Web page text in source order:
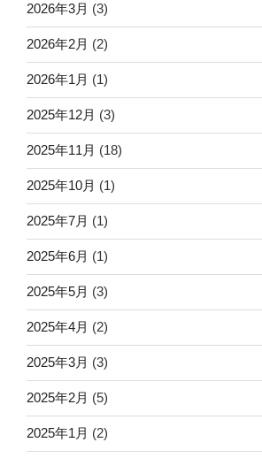
2026年3月 (3)
2026年2月 (2)
2026年1月 (1)
2025年12月 (3)
2025年11月 (18)
2025年10月 (1)
2025年7月 (1)
2025年6月 (1)
2025年5月 (3)
2025年4月 (2)
2025年3月 (3)
2025年2月 (5)
2025年1月 (2)